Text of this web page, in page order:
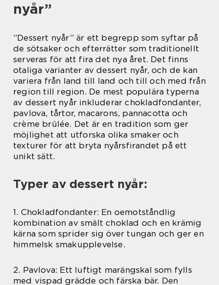
nyår”
”Dessert nyår” är ett begrepp som syftar på
de sötsaker och efterrätter som traditionellt
serveras för att fira det nya året. Det finns
otaliga varianter av dessert nyår, och de kan
variera från land till land och till och med från
region till region. De mest populära typerna
av dessert nyår inkluderar chokladfondanter,
pavlova, tårtor, macarons, pannacotta och
crème brûlée. Det är en tradition som ger
möjlighet att utforska olika smaker och
texturer för att bryta nyårsfirandet på ett
unikt sätt.
Typer av dessert nyår:
1. Chokladfondanter: En oemotståndlig
kombination av smält choklad och en krämig
kärna som sprider sig över tungan och ger en
himmelsk smakupplevelse.
2. Pavlova: Ett luftigt marängskal som fylls
med vispad grädde och färska bär. Den